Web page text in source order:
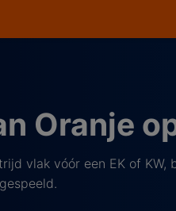
Oranje
vlak vóór een EK of KW,